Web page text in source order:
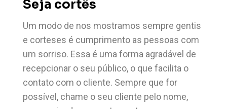
Seja cortês
Um modo de nos mostramos sempre gentis
e corteses é cumprimento as pessoas com
um sorriso. Essa é uma forma agradável de
recepcionar o seu público, o que facilita o
contato com o cliente. Sempre que for
possível, chame o seu cliente pelo nome,